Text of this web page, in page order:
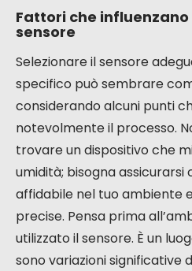
Fattori che
sensore
Selezionare il sensore
specifico può sembrare
considerando alcuni punti
notevolmente il processo.
trovare un dispositivo che
umidità; bisogna assicurarsi
affidabile nel tuo ambiente
precise. Pensa prima
utilizzato il sensore. È un
sono variazioni significative